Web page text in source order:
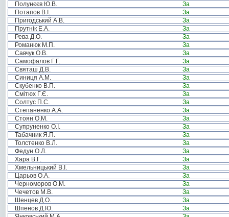
Полунєєв Ю.В.
За
Потапов В.І.
За
Пригодський А.В.
За
Прутнік Е.А.
За
Рева Д.О.
За
Романюк М.П.
За
Савчук О.В.
За
Самофалов Г.Г.
За
Святаш Д.В.
За
Синиця А.М.
За
Скубенко В.П.
За
Смітюх Г.Є.
За
Солтус П.С.
За
Степаненко А.А.
За
Стоян О.М.
За
Супруненко О.І.
За
Табачник Я.П.
За
Толстенко В.Л.
За
Федун О.Л.
За
Хара В.Г.
За
Хмельницький В.І.
За
Царьов О.А.
За
Черноморов О.М.
За
Чечетов М.В.
За
Шенцев Д.О.
За
Шпенов Д.Ю.
За